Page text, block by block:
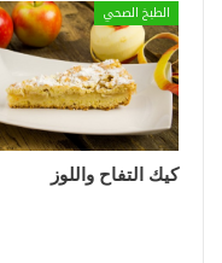
الطبخ الصحي
كيك التفاح واللوز